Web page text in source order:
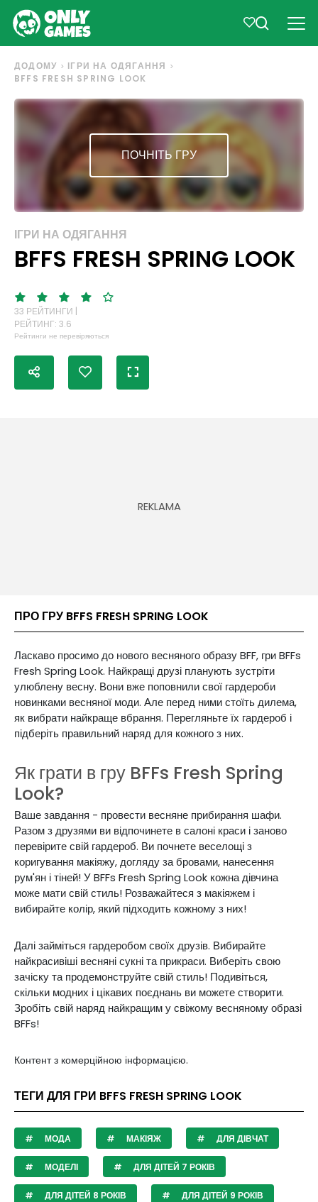
ДОДОМУ
ІГРИ НА ОДЯГАННЯ
BFFS FRESH SPRING LOOK
ПОЧНІТЬ ГРУ
ІГРИ НА ОДЯГАННЯ
BFFS FRESH SPRING LOOK
33 РЕЙТИНГИ |
РЕЙТИНГ: 3.6
Рейтинги не перевіряються
ПРО ГРУ BFFS FRESH SPRING LOOK
Ласкаво просимо до нового весняного образу BFF, гри BFFs
Fresh Spring Look. Найкращі друзі планують зустріти
улюблену весну. Вони вже поповнили свої гардероби
новинками весняної моди. Але перед ними стоїть дилема,
як вибрати найкраще вбрання. Перегляньте їх гардероб і
підберіть правильний наряд для кожного з них.
Як грати в гру BFFs Fresh Spring
Look?
Ваше завдання - провести весняне прибирання шафи.
Разом з друзями ви відпочинете в салоні краси і заново
перевірите свій гардероб. Ви почнете веселощі з
коригування макіяжу, догляду за бровами, нанесення
рум'ян і тіней! У BFFs Fresh Spring Look кожна дівчина
може мати свій стиль! Розважайтеся з макіяжем і
вибирайте колір, який підходить кожному з них!
Далі займіться гардеробом своїх друзів. Вибирайте
найкрасивіші весняні сукні та прикраси. Виберіть свою
зачіску та продемонструйте свій стиль! Подивіться,
скільки модних і цікавих поєднань ви можете створити.
Зробіть свій наряд найкращим у свіжому весняному образі
BFFs!
Контент з комерційною інформацією.
ТЕГИ ДЛЯ ГРИ BFFS FRESH SPRING LOOK
МОДА МАКІЯЖ ДЛЯ ДІВЧАТ
МОДЕЛІ ДЛЯ ДІТЕЙ 7 РОКІВ
ДЛЯ ДІТЕЙ 8 РОКІВ ДЛЯ ДІТЕЙ 9 РОКІВ